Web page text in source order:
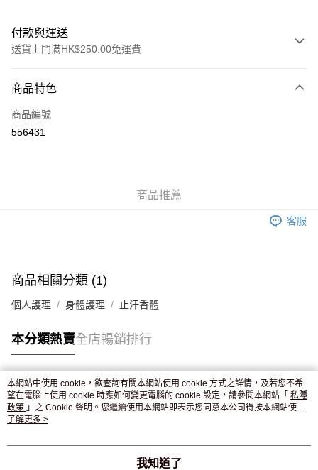
付款與運送
送貨上門滿HK$250.00免運費
信用卡
Apple Pay
付款後門市自取，訂單確認後2-4個工作天到店，7天內取。逾期後
商品特色
商品編號
556431
商品推薦
客服
商品相關分類 (1)
個人護理 身體護理 止汗香體
本分類熱賣全店暢銷排行
熱門標籤
熱銷排行
本網站中使用 cookie，欲查詢有關本網站使用 cookie 方式之詳情，及若您不希
望在電腦上使用 cookie 時應如何變更電腦的 cookie 設定，請參閱本網站「 私隱
政策 」之 Cookie 聲明。您繼續使用本網站即表示您同意本公司得按本網站使用
條款之 Cookie 聲明使用 cookie。
了解更多 >
我知道了